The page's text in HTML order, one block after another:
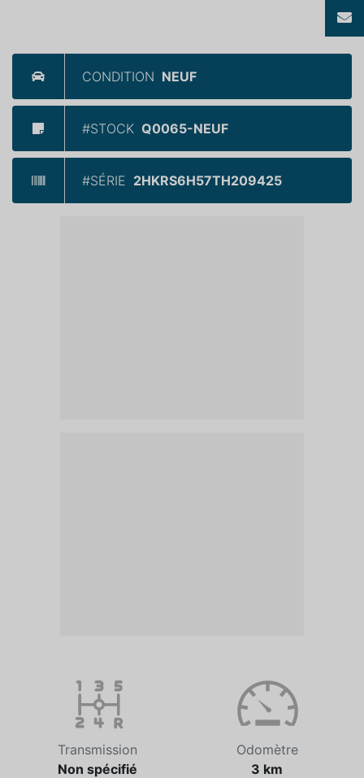
CONDITION NEUF
#STOCK Q0065-NEUF
#SÉRIE 2HKRS6H57TH209425
Transmission
Non spécifié
Odomètre
3 km